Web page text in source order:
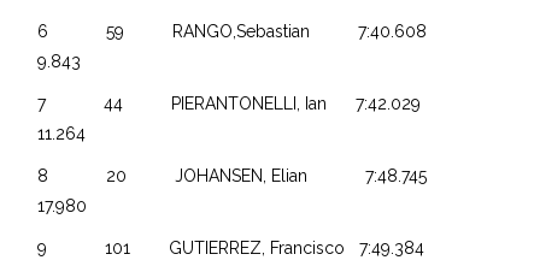
6 59 RANGO,Sebastian 7:40.608
9.843
7 44 PIERANTONELLI, Ian 7:42.029
11.264
8 20 JOHANSEN, Elian 7:48.745
17.980
9 101 GUTIERREZ, Francisco 7:49.384